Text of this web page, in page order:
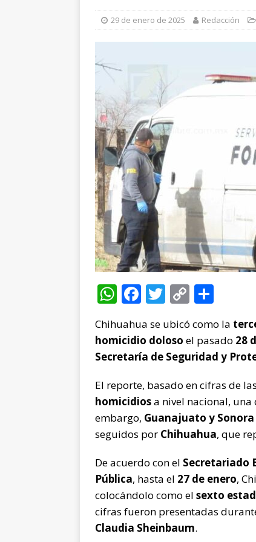
investigan presunta
[ 6 de agosto de 2026
[ 6 de agosto de
cercanía y presencia
29 de enero de 2025 Redacción
W
at
s
p
p
F
c
e
o
o
k
T
it
te
C
p
y
n
k
m
p
ar
ti
r
Chihuahua se ubicó como la
homicidio doloso el pasado 28
Secretaría de Seguridad y
El reporte, basado en cifras de las
homicidiosa nivel nacional,
embargo, Guanajuato y Sonora
seguidos por Chihuahua, que
De acuerdo con el Secretariado
Pública, hasta el 27 de enero,
colocándolo como el sexto
cifras fueron presentadas
Claudia Sheinbaum.